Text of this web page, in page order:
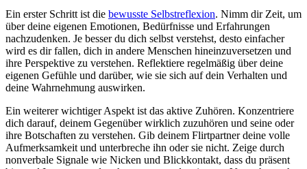
Ein erster Schritt ist die bewusste Selbstreflexion. Nimm dir Zeit, um
über deine eigenen Emotionen, Bedürfnisse und Erfahrungen
nachzudenken. Je besser du dich selbst verstehst, desto einfacher
wird es dir fallen, dich in andere Menschen hineinzuversetzen und
ihre Perspektive zu verstehen. Reflektiere regelmäßig über deine
eigenen Gefühle und darüber, wie sie sich auf dein Verhalten und
deine Wahrnehmung auswirken.
Ein weiterer wichtiger Aspekt ist das aktive Zuhören. Konzentriere
dich darauf, deinem Gegenüber wirklich zuzuhören und seine oder
ihre Botschaften zu verstehen. Gib deinem Flirtpartner deine volle
Aufmerksamkeit und unterbreche ihn oder sie nicht. Zeige durch
nonverbale Signale wie Nicken und Blickkontakt, dass du präsent